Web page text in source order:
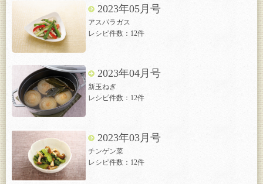
2023年05月号
アスパラガス
レシピ件数：12件
2023年04月号
新玉ねぎ
レシピ件数：12件
2023年03月号
チンゲン菜
レシピ件数：12件